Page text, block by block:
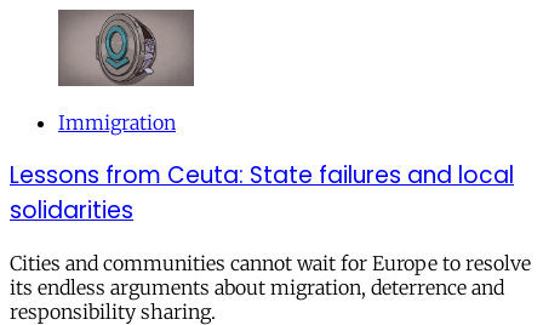
Immigration
Lessons from Ceuta: State failures and local
solidarities
Cities and communities cannot wait for Europe to resolve
its endless arguments about migration, deterrence and
responsibility sharing.